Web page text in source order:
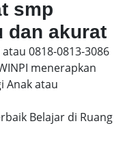
smp
dan akurat
0818-0813-3086
menerapkan
Anak atau
Belajar di Ruang